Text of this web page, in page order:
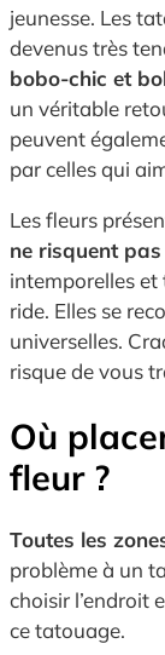
jeunesse. Les
devenus très
bobo-chic et
un véritable
peuvent
par celles qui
Les fleurs
ne risquent
intemporelles et
ride. Elles se
universelles.
risque de vous
Où
fleur ?
Toutes les
problème à un
choisir l’endroit
ce tatouage.